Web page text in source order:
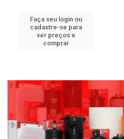
Faça seu login ou
cadastre-se para
ver preços e
comprar